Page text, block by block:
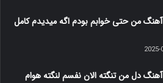
آهنگ من حتی خوابم بودم اگه میدیدم کامل
2025-
آهنگ دل من تنگته الان نفسم لنگته هوام